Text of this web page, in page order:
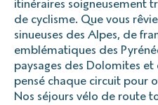
la transpiration
- Veste chaude ou veste
- Sans oublier une veste
essentielle pour les
pluie.
Explorer’ Assistance -
pendant le voyage
Mêmes garanties que la
suivantes :
annulation avant départ
itinéraires soigneusement
de cyclisme. Que vous
sinueuses des Alpes, de
emblématiques des
paysages des Dolomites et
pensé chaque circuit pour
Nos séjours vélo de route